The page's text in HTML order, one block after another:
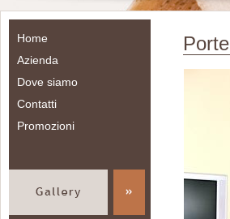
Home
Azienda
Dove siamo
Contatti
Promozioni
Porte